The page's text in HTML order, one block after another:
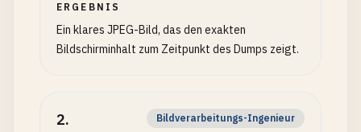
ERGEBNIS
Ein klares JPEG-Bild, das den exakten
Bildschirminhalt zum Zeitpunkt des Dumps zeigt.
2.
Bildverarbeitungs-Ingenieur